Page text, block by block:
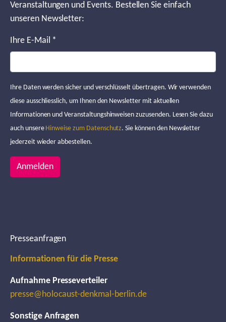
Veranstaltungen und Events. Bestellen Sie einfach
unseren Newsletter:
Ihre E-Mail *
Ihre Daten werden sicher und verschlüsselt übertragen. Wir verwenden
diese ausschliesslich, um Ihnen den Newsletter mit aktuellen
Informationen und Veranstaltungshinweisen zuzusenden. Lesen Sie dazu
auch unsere Hinweise zum Datenschutz. Sie können den Newsletter
jederzeit wieder abbestellen.
Anmelden
Presseanfragen
Informationen für die Presse
Aufnahme Presseverteiler
presse@holocaust-denkmal-berlin.de
Sonstige Anfragen